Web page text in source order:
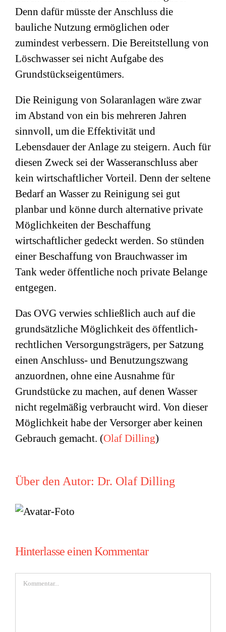
Denn dafür müsste der Anschluss die
bauliche Nutzung ermöglichen oder
zumindest verbessern. Die Bereitstellung von
Löschwasser sei nicht Aufgabe des
Grundstückseigentümers.
Die Reinigung von Solaranlagen wäre zwar
im Abstand von ein bis mehreren Jahren
sinnvoll, um die Effektivität und
Lebensdauer der Anlage zu steigern. Auch für
diesen Zweck sei der Wasseranschluss aber
kein wirtschaftlicher Vorteil. Denn der seltene
Bedarf an Wasser zu Reinigung sei gut
planbar und könne durch alternative private
Möglichkeiten der Beschaffung
wirtschaftlicher gedeckt werden. So stünden
einer Beschaffung von Brauchwasser im
Tank weder öffentliche noch private Belange
entgegen.
Das OVG verwies schließlich auch auf die
grundsätzliche Möglichkeit des öffentlich-
rechtlichen Versorgungsträgers, per Satzung
einen Anschluss- und Benutzungszwang
anzuordnen, ohne eine Ausnahme für
Grundstücke zu machen, auf denen Wasser
nicht regelmäßig verbraucht wird. Von dieser
Möglichkeit habe der Versorger aber keinen
Gebrauch gemacht. (Olaf Dilling)
Über den Autor: Dr. Olaf Dilling
Hinterlasse einen Kommentar
Kommentar